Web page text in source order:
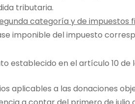
tributaria.
categoría y de impuestos
imponible del impuesto
establecido en el artículo 10 de
aplicables a las donaciones